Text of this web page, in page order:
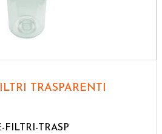
TRASPARENTI
TRASP